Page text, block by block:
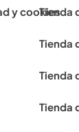
y cookies
Tienda
Tienda
Tienda
Tienda